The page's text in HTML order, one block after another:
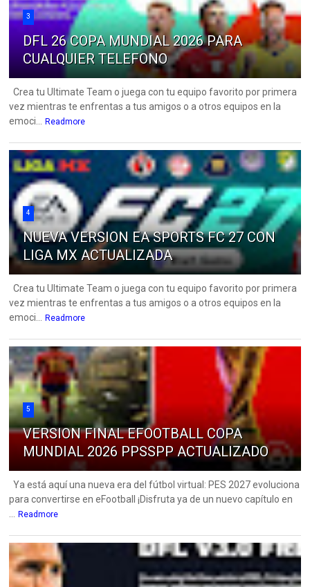
3
DFL 26 COPA MUNDIAL 2026 PARA
CUALQUIER TELEFONO
Crea tu Ultimate Team o juega con tu equipo favorito por primera
vez mientras te enfrentas a tus amigos o a otros equipos en la
emoci...
Readmore
4
NUEVA VERSION EA SPORTS FC 27 CON
LIGA MX ACTUALIZADA
Crea tu Ultimate Team o juega con tu equipo favorito por primera
vez mientras te enfrentas a tus amigos o a otros equipos en la
emoci...
Readmore
5
VERSION FINAL EFOOTBALL COPA
MUNDIAL 2026 PPSSPP ACTUALIZADO
Ya está aquí una nueva era del fútbol virtual: PES 2027 evoluciona
para convertirse en eFootball ¡Disfruta ya de un nuevo capítulo en
Readmore